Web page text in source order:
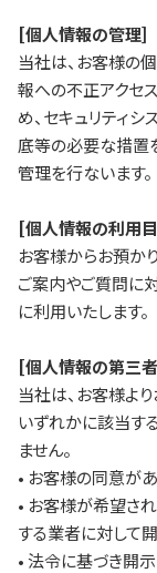
[個人情報の管理]
当社は、お客様の
報への不正アクセ
め、セキュリティ
底等の必要な措置
管理を行ないます。
[個人情報の利用
お客様からお預か
ご案内やご質問に
に利用いたします。
[個人情報の第三
当社は、お客様よ
いずれかに該当す
ません。
• お客様の同意が
• お客様が希望さ
する業者に対して
• 法令に基づき開